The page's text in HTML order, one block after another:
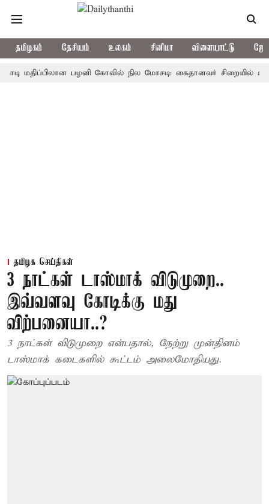
தமிழகம் தேசியம் உலகம் சினிமா விளையாட்டு
பழனி கோவில் நில மோசடி: கைதானவர் சிறையில் உயிரிழப்பு
தமிழக செய்திகள்
3 நாட்கள் டாஸ்மாக் விடுமுறை..
இவ்வளவு கோடிக்கு மது
விற்பனையா..?
3 நாட்கள் விடுமுறை என்பதால், நேற்று முன்தினம்
டாஸ்மாக் கடைகளில் கூட்டம் அலைமோதியது.